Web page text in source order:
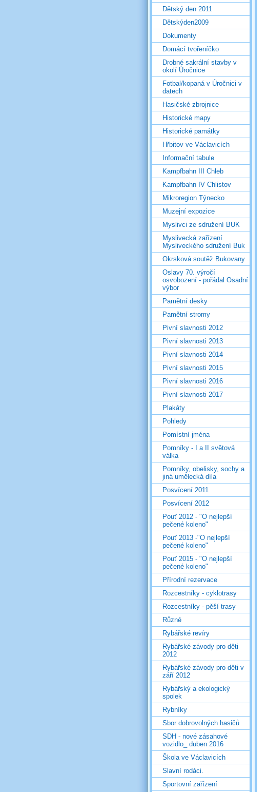
Dětský den 2011
Dětskýden2009
Dokumenty
Domácí tvořeníčko
Drobné sakrální stavby v
okolí Úročnice
Fotbal/kopaná v Úročnici v
datech
Hasičské zbrojnice
Historické mapy
Historické památky
Hřbitov ve Václavicích
Informační tabule
Kampfbahn III Chleb
Kampfbahn IV Chlistov
Mikroregion Týnecko
Muzejní expozice
Myslivci ze sdružení BUK
Myslivecká zařízení
Mysliveckého sdružení Buk
Okrsková soutěž Bukovany
Oslavy 70. výročí
osvobození - pořádal Osadní
výbor
Pamětní desky
Pamětní stromy
Pivní slavnosti 2012
Pivní slavnosti 2013
Pivní slavnosti 2014
Pivní slavnosti 2015
Pivní slavnosti 2016
Pivní slavnosti 2017
Plakáty
Pohledy
Pomístní jména
Pomníky - I a II světová
válka
Pomníky, obelisky, sochy a
jiná umělecká díla
Posvícení 2011
Posvícení 2012
Pouť 2012 - "O nejlepší
pečené koleno"
Pouť 2013 -"O nejlepší
pečené koleno"
Pouť 2015 - "O nejlepší
pečené koleno"
Přírodní rezervace
Rozcestníky - cyklotrasy
Rozcestníky - pěší trasy
Různé
Rybářské revíry
Rybářské závody pro děti
2012
Rybářské závody pro děti v
září 2012
Rybářský a ekologický
spolek
Rybníky
Sbor dobrovolných hasičů
SDH - nové zásahové
vozidlo_ duben 2016
Škola ve Václavicích
Slavní rodáci.
Sportovní zařízení